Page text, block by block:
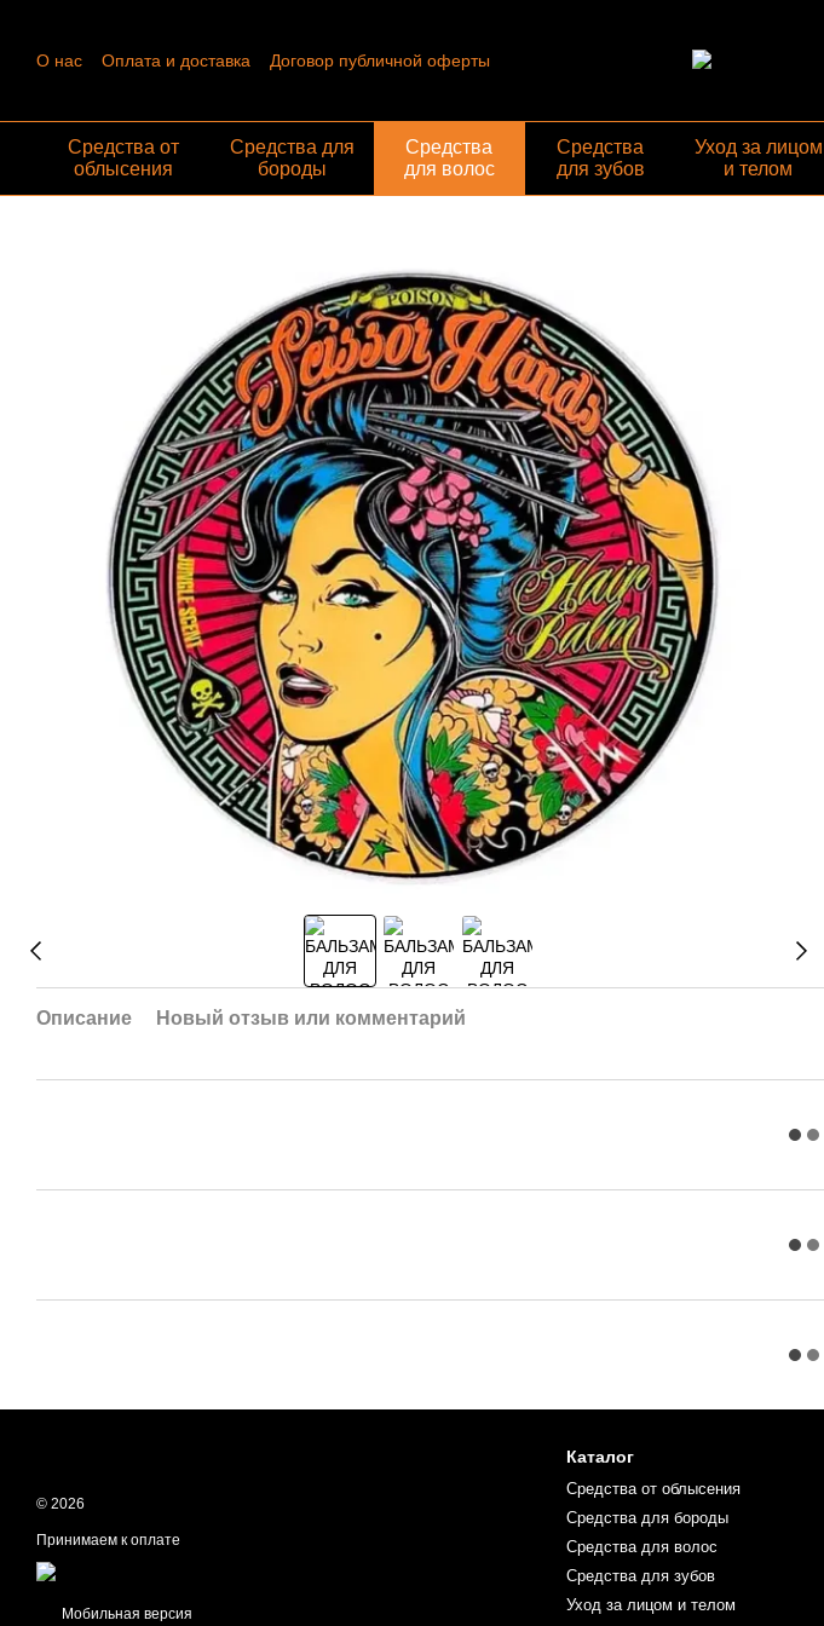
О нас Оплата и доставка
Договор публичной оферты
Средства от
облысения
Средства для
бороды
Средства
для волос
Средства
для зубов
Уход за лицом
и телом
Описание Новый отзыв или комментарий
© 2026
Принимаем к оплате
Мобильная версия
Каталог
Средства от облысения
Средства для бороды
Средства для волос
Средства для зубов
Уход за лицом и телом